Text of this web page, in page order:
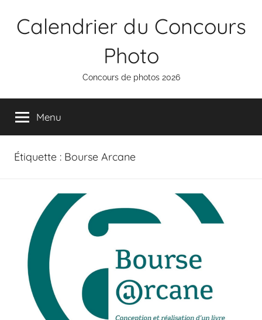
Calendrier du Concours
Photo
Concours de photos 2026
Menu
Étiquette : Bourse Arcane